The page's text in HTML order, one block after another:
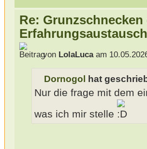
Re:
Erfahrungsaustausch
von LolaLucaam
Dornogol hat
Nur die frage mit dem
was ich mir stelle